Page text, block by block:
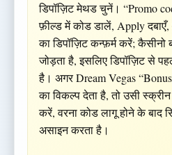
डिपॉज़िट मेथड चुनें। “Promo
फ़ील्ड में कोड डालें, Apply
का डिपॉज़िट कन्फ़र्म करें; कैसीनो
जोड़ता है, इसलिए डिपॉज़िट से
है। अगर Dream Vegas
का विकल्प देता है, तो उसी
करें, वरना कोड लागू होने के बाद
असाइन करता है।